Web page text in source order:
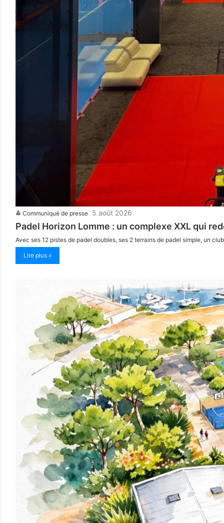
Communiqué de presse 5 août 2026
Padel Horizon Lomme : un complexe XXL qui
Avec ses 12 pistes de padel doubles, ses 2 terrains de padel simple, un
Lire plus »